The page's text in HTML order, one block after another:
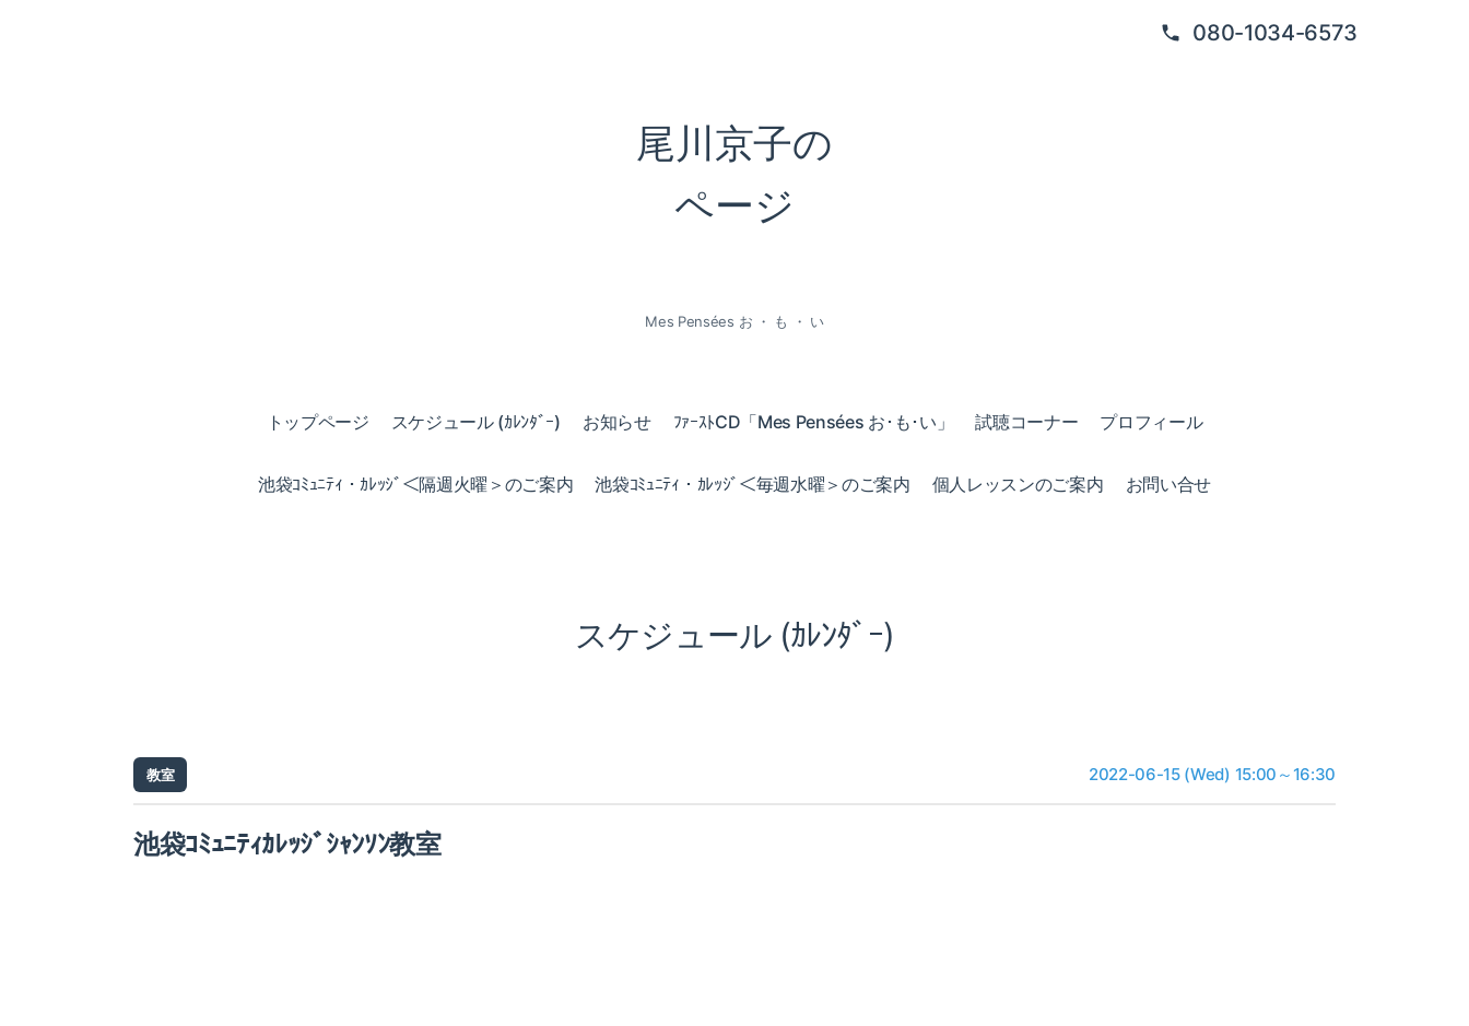
080-1034-6573
尾川京子の
ページ
Mes Pensées お ・ も ・ い
トップページ スケジュール (ｶﾚﾝﾀﾞｰ) お知らせ ﾌｧｰｽﾄCD「Mes Pensées お･も･い」 試聴コーナー プロフィール
池袋ｺﾐｭﾆﾃｨ・ｶﾚｯｼﾞ＜隔週火曜＞のご案内 池袋ｺﾐｭﾆﾃｨ・ｶﾚｯｼﾞ＜毎週水曜＞のご案内 個人レッスンのご案内 お問い合せ
スケジュール (ｶﾚﾝﾀﾞｰ)
教室 2022-06-15 (Wed) 15:00～16:30
池袋ｺﾐｭﾆﾃｨｶﾚｯｼﾞｼｬﾝｿﾝ教室